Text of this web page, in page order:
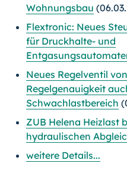
Wohnungsbau
Flextronic: Neues
für Druckhalte- und
Neues Regelventil
Regelgenauigkeit
Schwachlastbereich
ZUB Helena Heizlast
hydraulischen
weitere Details...